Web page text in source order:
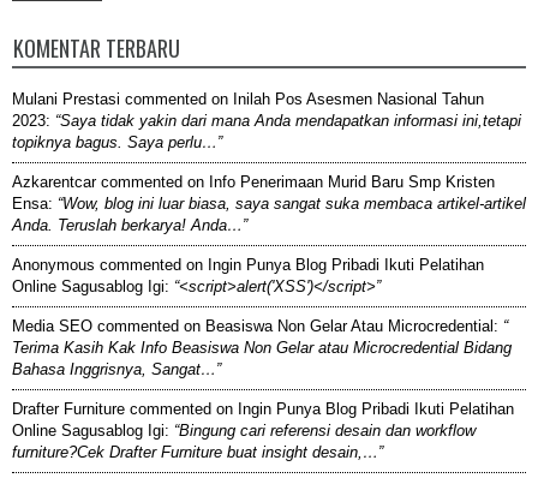
KOMENTAR TERBARU
Mulani Prestasi commented on Inilah Pos Asesmen Nasional Tahun
2023: “Saya tidak yakin dari mana Anda mendapatkan informasi ini,tetapi
topiknya bagus. Saya perlu…”
Azkarentcarcommented on Info Penerimaan Murid Baru Smp Kristen
Ensa: “Wow, blog ini luar biasa, saya sangat suka membaca artikel-artikel
Anda. Teruslah berkarya! Anda…”
Anonymous commented on Ingin Punya Blog Pribadi Ikuti Pelatihan
Online Sagusablog Igi: “<script>alert('XSS')</script>”
Media SEO commented on Beasiswa Non Gelar Atau Microcredential : “
Terima Kasih Kak Info Beasiswa Non Gelar atau Microcredential Bidang
Bahasa Inggrisnya, Sangat…”
Drafter Furniture commented on Ingin Punya Blog Pribadi Ikuti Pelatihan
Online Sagusablog Igi: “Bingung cari referensi desain dan workflow
furniture?Cek Drafter Furniture buat insight desain,…”